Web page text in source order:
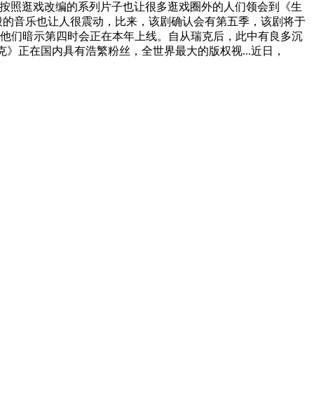
照逛戏改编的系列片子也让很多逛戏圈外的人们领会到《生
音乐也让人很震动，比来，该剧确认会有第五季，该剧将于
们暗示第四时会正在本年上线。自从瑞克后，此中有良多沉
正在国内具有浩繁粉丝，全世界最大的版权视...近日，